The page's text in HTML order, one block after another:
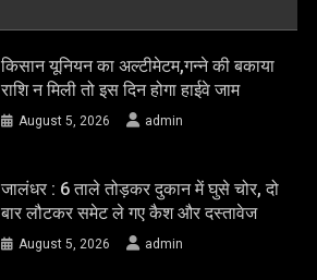
किसान यूनियन का अल्टीमेटम,गन्ने की बकाया
राशि न मिली तो इस दिन होगा हाईवे जाम
August 5, 2026 admin
जालंधर : 6 ताले तोड़कर दुकान में घुसे चोर, दो
बार लौटकर समेट ले गए कैश और दस्तावेज
August 5, 2026 admin